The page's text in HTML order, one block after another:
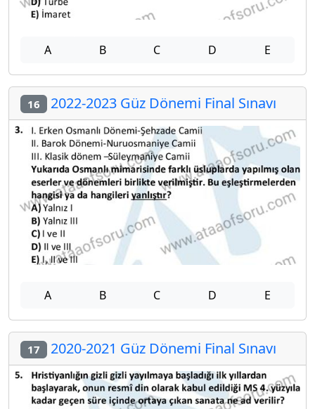
A B C D E
16 2022-2023 Güz Dönemi Final Sınavı
A B C D E
17 2020-2021 Güz Dönemi Final Sınavı